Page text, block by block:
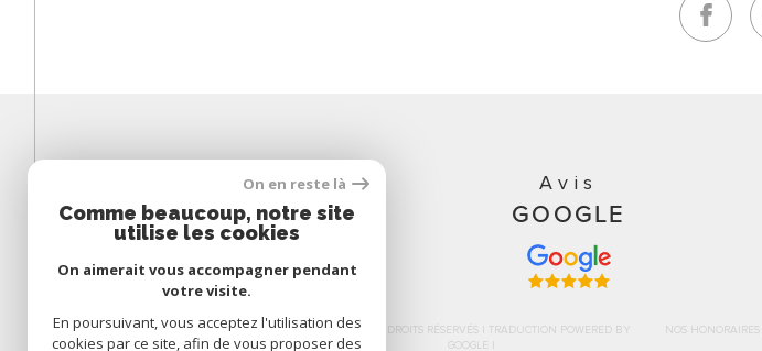
Espace
PROPRIÉTAIRE
Avis
GOOGLE
© 2026 | TOUS DROITS RÉSERVÉS | TRADUCTION POWERED BY
GOOGLE |
NOS HONORAIRES
On en reste là
Comme beaucoup, notre site
utilise les cookies
On aimerait vous accompagner pendant
votre visite.
En poursuivant, vous acceptez l'utilisation des
cookies par ce site, afin de vous proposer des